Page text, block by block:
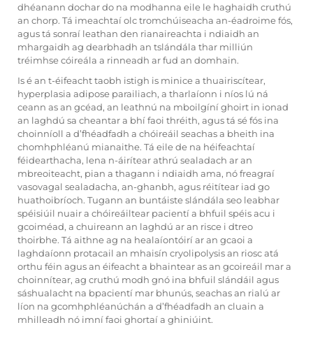
dhéanann dochar do na modhanna eile le haghaidh cruthú
an chorp. Tá imeachtaí olc tromchúiseacha an-éadroime fós,
agus tá sonraí leathan den rianaireachta i ndiaidh an
mhargaidh ag dearbhadh an tslándála thar milliún
tréimhse cóireála a rinneadh ar fud an domhain.
Is é an t-éifeacht taobh istigh is minice a thuairiscítear,
hyperplasia adipose parailiach, a tharlaíonn i níos lú ná
ceann as an gcéad, an leathnú na mboilgíní ghoirt in ionad
an laghdú sa cheantar a bhí faoi thréith, agus tá sé fós ina
choinníoll a d’fhéadfadh a chóireáil seachas a bheith ina
chomhphléanú mianaithe. Tá eile de na héifeachtaí
féidearthacha, lena n-áirítear athrú sealadach ar an
mbreoiteacht, pian a thagann i ndiaidh ama, nó freagraí
vasovagal sealadacha, an-ghanbh, agus réitítear iad go
huathoibríoch. Tugann an buntáiste slándála seo leabhar
spéisiúil nuair a chóireáiltear pacientí a bhfuil spéis acu i
gcoiméad, a chuireann an laghdú ar an risce i dtreo
thoirbhe. Tá aithne ag na healaíontóirí ar an gcaoi a
laghdaíonn protacail an mhaisín cryolipolysis an riosc atá
orthu féin agus an éifeacht a bhaintear as an gcoireáil mar a
choinnítear, ag cruthú modh gnó ina bhfuil slándáil agus
sáshualacht na bpacientí mar bhunús, seachas an rialú ar
líon na gcomhphléanúchán a d’fhéadfadh an cluain a
mhilleadh nó imní faoi ghortaí a ghiniúint.